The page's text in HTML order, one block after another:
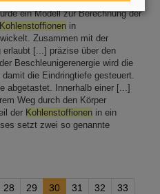
ein Modell zur Berechnung der
Kohlenstoffionen in
Zusammen mit der
[...] präzise über den
Beschleunigerenergie wird die
damit die Eindringtiefe gesteuert.
abgetastet. Innerhalb einer [...]
Weg durch den Körper
der Kohlenstoffionen in ein
setzt zwei so genannte
28 29 30 31 32
33